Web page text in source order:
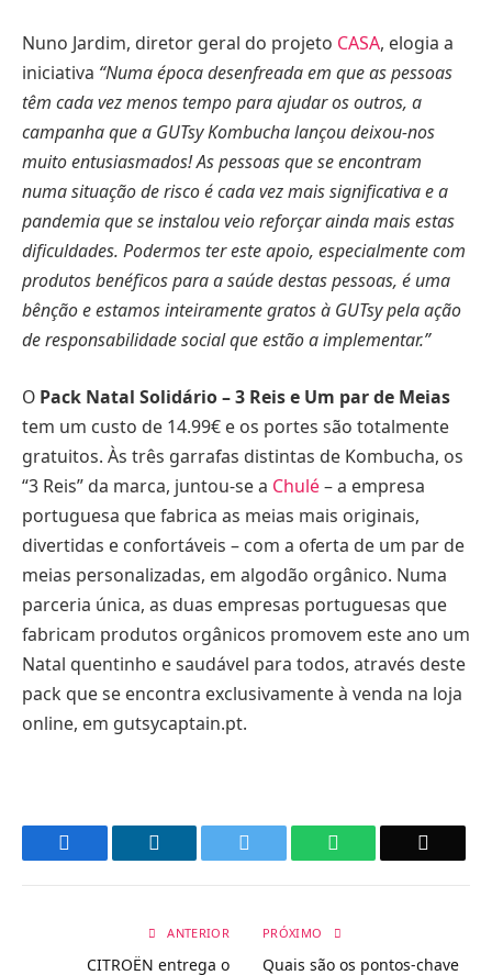
Nuno Jardim, diretor geral do projeto CASA, elogia a
iniciativa “Numa época desenfreada em que as pessoas
têm cada vez menos tempo para ajudar os outros, a
campanha que a GUTsy Kombucha lançou deixou-nos
muito entusiasmados! As pessoas que se encontram
numa situação de risco é cada vez mais significativa e a
pandemia que se instalou veio reforçar ainda mais estas
dificuldades. Podermos ter este apoio, especialmente com
produtos benéficos para a saúde destas pessoas, é uma
bênção e estamos inteiramente gratos à GUTsy pela ação
de responsabilidade social que estão a implementar.”
O Pack Natal Solidário – 3 Reis e Um par de Meias
tem um custo de 14.99€ e os portes são totalmente
gratuitos. Às três garrafas distintas de Kombucha, os
“3 Reis” da marca, juntou-se a Chulé– a empresa
portuguesa que fabrica as meias mais originais,
divertidas e confortáveis – com a oferta de um par de
meias personalizadas, em algodão orgânico. Numa
parceria única, as duas empresas portuguesas que
fabricam produtos orgânicos promovem este ano um
Natal quentinho e saudável para todos, através deste
pack que se encontra exclusivamente à venda na loja
online, em gutsycaptain.pt.
WhatsApp
ANTERIOR
CITROËN entrega o
PRÓXIMO
Quais são os pontos-chave